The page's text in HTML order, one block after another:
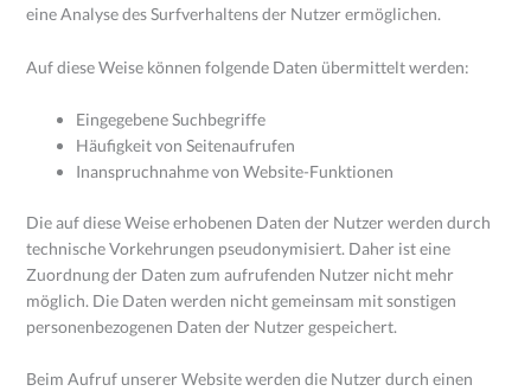
eine Analyse des Surfverhaltens der Nutzer ermöglichen.
Auf diese Weise können folgende Daten übermittelt werden:
Eingegebene Suchbegriffe
Häufigkeit von Seitenaufrufen
Inanspruchnahme von Website-Funktionen
Die auf diese Weise erhobenen Daten der Nutzer werden durch
technische Vorkehrungen pseudonymisiert. Daher ist eine
Zuordnung der Daten zum aufrufenden Nutzer nicht mehr
möglich. Die Daten werden nicht gemeinsam mit sonstigen
personenbezogenen Daten der Nutzer gespeichert.
Beim Aufruf unserer Website werden die Nutzer durch einen